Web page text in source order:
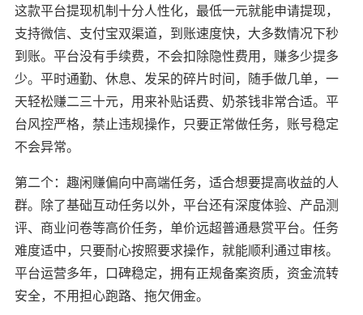
这款平台提现机制十分人性化，最低一元就能申请提现，
支持微信、支付宝双渠道，到账速度快，大多数情况下秒
到账。平台没有手续费，不会扣除隐性费用，赚多少提多
少。平时通勤、休息、发呆的碎片时间，随手做几单，一
天轻松赚二三十元，用来补贴话费、奶茶钱非常合适。平
台风控严格，禁止违规操作，只要正常做任务，账号稳定
不会异常。
第二个：趣闲赚偏向中高端任务，适合想要提高收益的人
群。除了基础互动任务以外，平台还有深度体验、产品测
评、商业问卷等高价任务，单价远超普通悬赏平台。任务
难度适中，只要耐心按照要求操作，就能顺利通过审核。
平台运营多年，口碑稳定，拥有正规备案资质，资金流转
安全，不用担心跑路、拖欠佣金。